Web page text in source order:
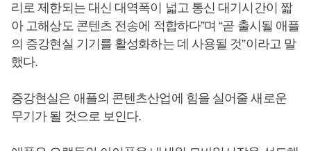
리로 제한되는 대신 대역폭이 넓고 통신 대기시간이 짧
아 고해상도 콘텐츠 전송에 적합하다”며 “곧 출시될 애플
의 증강현실 기기를 활성화하는 데 사용될 것”이라고 말
했다.
증강현실은 애플의 콘텐츠산업에 힘을 실어줄 새로운
무기가 될 것으로 보인다.